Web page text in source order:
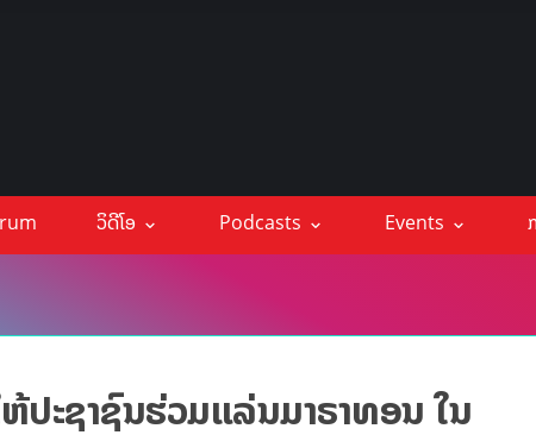
ວິດີໂອ Podcasts Events
ປະຊາຊົນຮ່ວມແລ່ນມາຣາທອນ ໃນ